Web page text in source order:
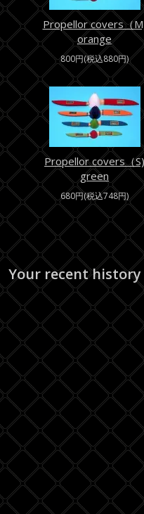
Propellor covers（
orange
800円(税込880円)
Propellor covers（S)
green
680円(税込748円)
Your recent history